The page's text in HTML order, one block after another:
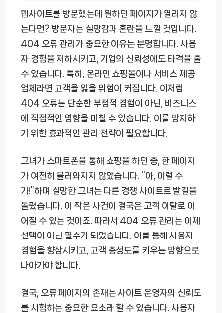
웹사이트를 방문했는데 원하던 페이지가 열리지 않
는다면? 방문자는 실망감과 혼란을 느낄 것입니다.
404 오류 관리가 중요한 이유는 분명합니다. 사용
자 경험을 저하시키고, 기업의 신뢰성에도 타격을 줄
수 있습니다. 특히, 온라인 쇼핑몰이나 서비스 제공
업체라면 고객을 잃을 위험이 커집니다. 이처럼
404 오류는 단순한 부정적 경험이 아닌, 비즈니스
에 직접적인 영향을 미칠 수 있습니다. 이를 방지하
기 위한 효과적인 관리 전략이 필요합니다.
그녀가 스마트폰을 통해 쇼핑을 하던 중, 한 페이지
가 여전히 불러와지지 않았습니다. “아, 이럴 수
가!”하며 실망한 그녀는 다른 경쟁 사이트로 발길을
돌렸습니다. 이 작은 사건이 결국은 고객 이탈로 이
어질 수 있는 것이죠. 따라서 404 오류 관리는 이제
선택이 아닌 필수가 되었습니다. 이를 통해 사용자
경험을 향상시키고, 고객 충성도를 키우는 방향으로
나아가야 합니다.
결국, 오류 페이지의 존재는 사이트 운영자의 신뢰도
를 시험하는 중요한 요소라 할 수 있습니다. 사용자